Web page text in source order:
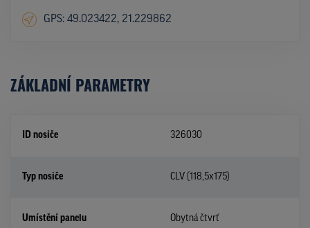
GPS: 49.023422, 21.229862
ZÁKLADNÍ PARAMETRY
ID nosiče 326030
Typ nosiče CLV (118,5x175)
Umístění panelu Obytná čtvrť